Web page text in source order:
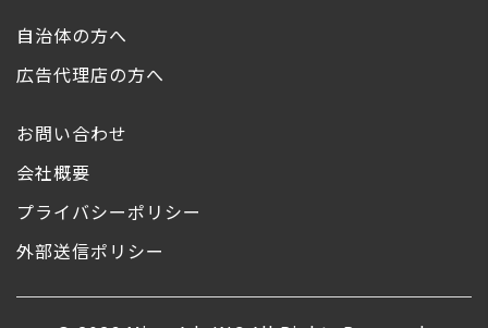
自治体の方へ
広告代理店の方へ
お問い合わせ
会社概要
プライバシーポリシー
外部送信ポリシー